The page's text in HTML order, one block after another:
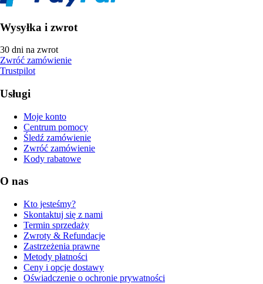
Wysyłka i zwrot
30 dni na zwrot
Zwróć zamówienie
Trustpilot
Usługi
Moje konto
Centrum pomocy
Śledź zamówienie
Zwróć zamówienie
Kody rabatowe
O nas
Kto jesteśmy?
Skontaktuj się z nami
Termin sprzedaży
Zwroty & Refundacje
Zastrzeżenia prawne
Metody płatności
Ceny i opcje dostawy
Oświadczenie o ochronie prywatności